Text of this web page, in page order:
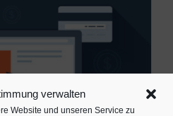
verwalten
Website und unseren Service zu